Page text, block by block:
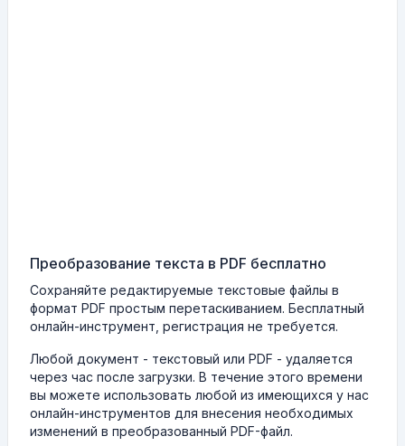
Преобразование текста в PDF бесплатно
Сохраняйте редактируемые текстовые файлы в
формат PDF простым перетаскиванием. Бесплатный
онлайн-инструмент, регистрация не требуется.
Любой документ - текстовый или PDF - удаляется
через час после загрузки. В течение этого времени
вы можете использовать любой из имеющихся у нас
онлайн-инструментов для внесения необходимых
изменений в преобразованный PDF-файл.